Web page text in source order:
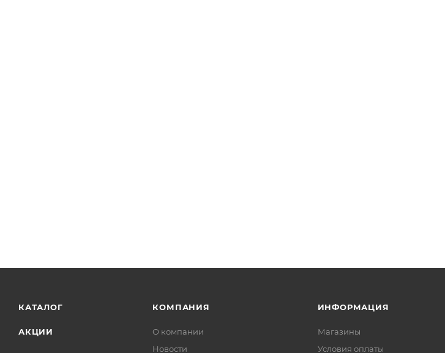
КАТАЛОГ
АКЦИИ
КОМПАНИЯ
О компании
Новости
ИНФОРМАЦИЯ
Магазины
Условия оплаты